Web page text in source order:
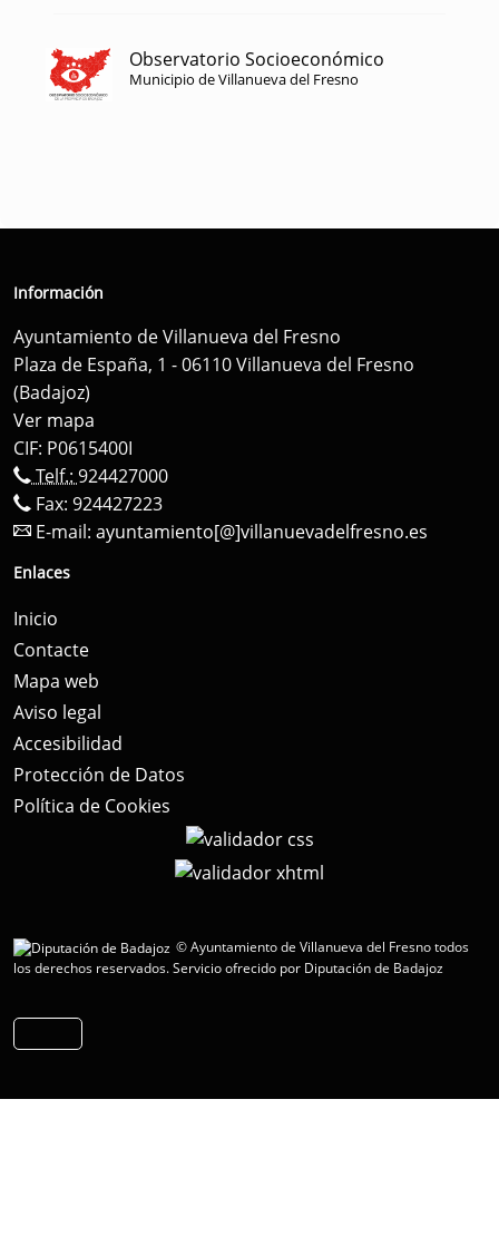
Observatorio Socioeconómico
Municipio de Villanueva del Fresno
Información
Ayuntamiento de Villanueva del Fresno
Plaza de España, 1 - 06110 Villanueva del Fresno
(Badajoz)
Ver mapa
CIF: P0615400I
Telf.: 924427000
Fax: 924427223
E-mail: ayuntamiento[@]villanuevadelfresno.es
Enlaces
Inicio
Contacte
Mapa web
Aviso legal
Accesibilidad
Protección de Datos
Política de Cookies
© Ayuntamiento de Villanueva del Fresno todos
los derechos reservados.Servicio ofrecido por Diputación de Badajoz